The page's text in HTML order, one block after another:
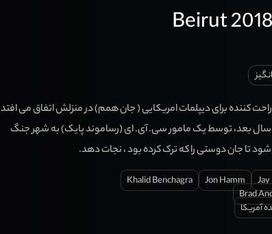
ای ناراحت کننده برای دیپلمات امریکایی ( جان همم) در منزلش اتفاق می افتد
ده سال بعد، توسط یک مامور سی. آی. ای (رساموند پایک) به شهر جنگ
شود تا جان دوستی را که ترک کرده بود ، نجات دهد.
Jon Hamm
Khalid Benchagra
Brad
آمریکا